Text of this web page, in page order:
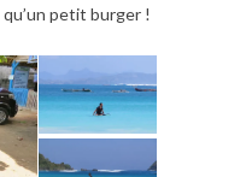
petit burger !